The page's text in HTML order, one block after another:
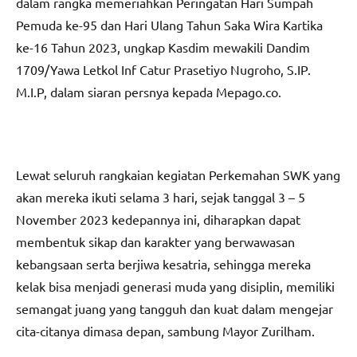
Pemuda ke-95 dan Hari Ulang Tahun Saka Wira Kartika
ke-16 Tahun 2023, ungkap Kasdim mewakili Dandim
1709/Yawa Letkol Inf Catur Prasetiyo Nugroho, S.IP.
M.I.P, dalam siaran persnya kepada Mepago.co.
Lewat seluruh rangkaian kegiatan Perkemahan SWK yang
akan mereka ikuti selama 3 hari, sejak tanggal 3 – 5
November 2023 kedepannya ini, diharapkan dapat
membentuk sikap dan karakter yang berwawasan
kebangsaan serta berjiwa kesatria, sehingga mereka
kelak bisa menjadi generasi muda yang disiplin, memiliki
semangat juang yang tangguh dan kuat dalam mengejar
cita-citanya dimasa depan, sambung Mayor Zurilham.